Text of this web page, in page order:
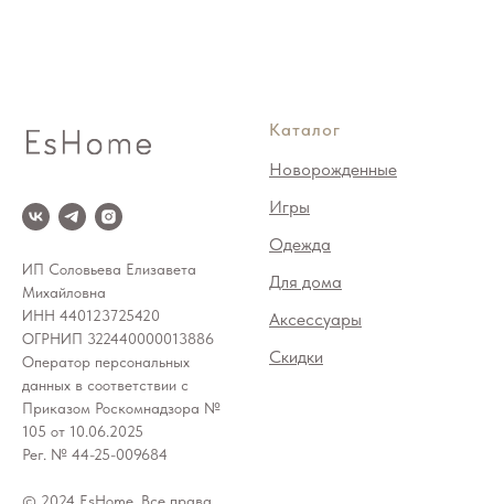
ИП Соловьева Елизавета
Михайловна
ИНН 440123725420
ОГРНИП 322440000013886
Оператор персональных
данных в соответствии с
Приказом Роскомнадзора №
105 от 10.06.2025
Рег. № 44-25-009684
Каталог
Новорожденные
Игры
Одежда
Для дома
Аксессуары
Скидки